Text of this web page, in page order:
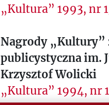
„Kultura” 1993, nr
Nagrody „Kultury”
publicystyczna im.
Krzysztof Wolicki
„Kultura” 1994, nr